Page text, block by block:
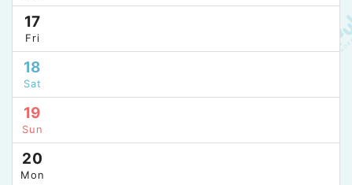
17
Fri
18
Sat
19
Sun
20
Mon